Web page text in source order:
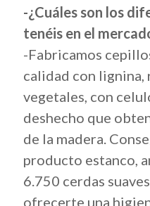
-¿Cuáles son los
tenéis en el
-Fabricamos
calidad con lignina,
vegetales, con
deshecho que
de la madera.
producto estanco,
6.750 cerdas
ofrecerte una